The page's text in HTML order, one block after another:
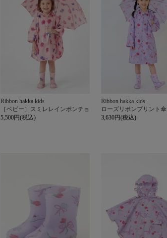
Ribbon hakka kids
［ベビー］スミレレインポンチョ
5,500円(税込)
Ribbon hakka kids
ローズリボンプリント傘
3,630円(税込)